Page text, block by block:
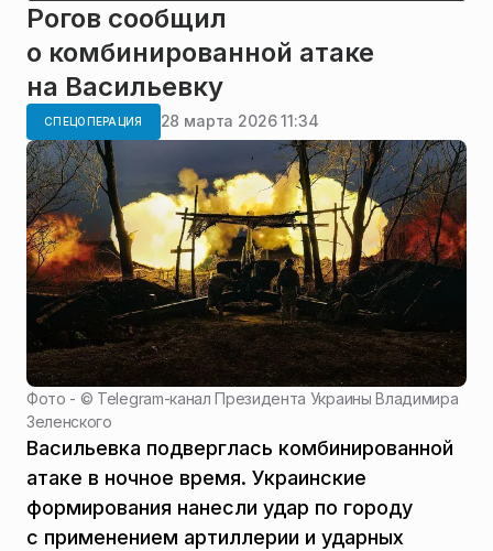
Рогов сообщил
о комбинированной атаке
на Васильевку
СПЕЦОПЕРАЦИЯ 28 марта 2026 11:34
Фото - © Telegram-канал Президента Украины Владимира
Зеленского
Васильевка подверглась комбинированной
атаке в ночное время. Украинские
формирования нанесли удар по городу
с применением артиллерии и ударных